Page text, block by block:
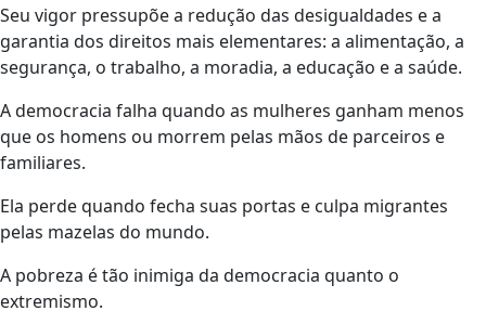
Seu vigor pressupõe a redução das desigualdades e a
garantia dos direitos mais elementares: a alimentação, a
segurança, o trabalho, a moradia, a educação e a saúde.
A democracia falha quando as mulheres ganham menos
que os homens ou morrem pelas mãos de parceiros e
familiares.
Ela perde quando fecha suas portas e culpa migrantes
pelas mazelas do mundo.
A pobreza é tão inimiga da democracia quanto o
extremismo.